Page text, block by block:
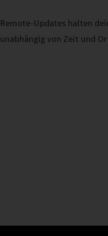
Remote-Updates halten
unabhängig von Zeit und